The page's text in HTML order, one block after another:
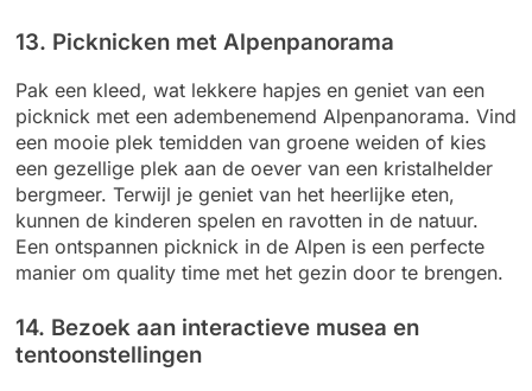
13. Picknicken met Alpenpanorama
Pak een kleed, wat lekkere hapjes en geniet van een
picknick met een adembenemend Alpenpanorama. Vind
een mooie plek temidden van groene weiden of kies
een gezellige plek aan de oever van een kristalhelder
bergmeer. Terwijl je geniet van het heerlijke eten,
kunnen de kinderen spelen en ravotten in de natuur.
Een ontspannen picknick in de Alpen is een perfecte
manier om quality time met het gezin door te brengen.
14. Bezoek aan interactieve musea en
tentoonstellingen